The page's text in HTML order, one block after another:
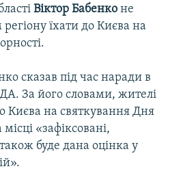
Віктор Бабенко не
їхати до Києва на
сказав під час наради в
За його словами, жителі
Києва на святкування Дня
«зафіксовані,
буде дана оцінка у